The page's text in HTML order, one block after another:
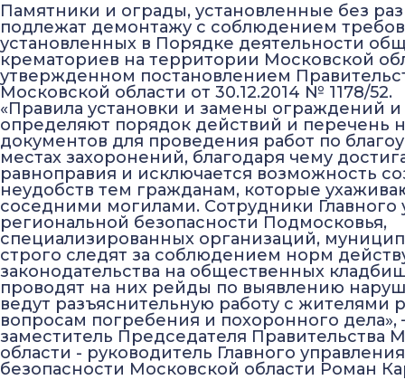
Памятники и ограды, установленные без
подлежат демонтажу с соблюдением
установленных в Порядке деятельности
крематориев на территории Московской
утвержденном постановлением
Московской области от 30.12.2014 № 1178/52.
«Правила установки и замены ограждений
определяют порядок действий и перечень
документов для проведения работ по
местах захоронений, благодаря чему
равноправия и исключается возможность
неудобств тем гражданам, которые
соседними могилами. Сотрудники Главного
региональной безопасности Подмосковья,
специализированных организаций,
строго следят за соблюдением норм
законодательства на общественных
проводят на них рейды по выявлению
ведут разъяснительную работу с жителями
вопросам погребения и похоронного дела»,
заместитель Председателя Правительства
области - руководитель Главного
безопасности Московской области Роман